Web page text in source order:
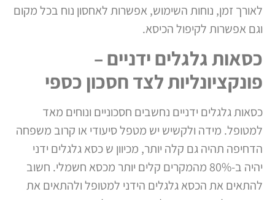
לאורך זמן, נוחות השימוש, אפשרות לאחסון נוח בכל מקום
וגם אפשרות לקיפול הכיסא.
כסאות גלגלים ידניים –
פונקציונליות לצד חסכון כספי
כסאות גלגלים ידניים נחשבים חסכוניים ונוחים מאד
למטופל. מידה ולקשיש יש מטפל סיעודי או קרוב משפחה
הדחיפה תהיה גם קלה יותר, מכיוון ש כסא גלגלים ידני
יהיה ב-80% מהמקרים קלים יותר מכסא חשמלי. חשוב
להתאים את הכסא גלגלים הידני למטופל ולהתאים את